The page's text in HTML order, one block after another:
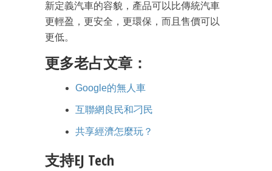
新定義汽車的容貌，產品可以比傳統汽車
更輕盈，更安全，更環保，而且售價可以
更低。
更多老占文章：
Google的無人車
互聯網良民和刁民
共享經濟怎麼玩？
支持EJ Tech